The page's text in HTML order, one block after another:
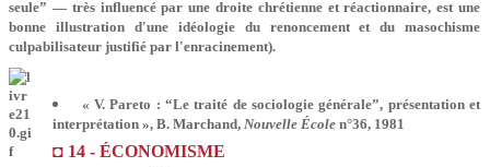
seule” — très influencé par une droite chrétienne et réactionnaire, est une
bonne illustration d'une idéologie du renoncement et du masochisme
culpabilisateur justifié par l'enracinement).
« V. Pareto : “Le traité de sociologie générale”, présentation et
interprétation », B. Marchand, Nouvelle École n°36, 1981
◘ 14 - ÉCONOMISME